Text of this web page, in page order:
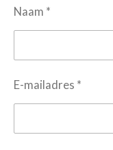
Naam *
E-mailadres *